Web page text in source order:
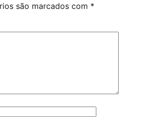
são marcados com *